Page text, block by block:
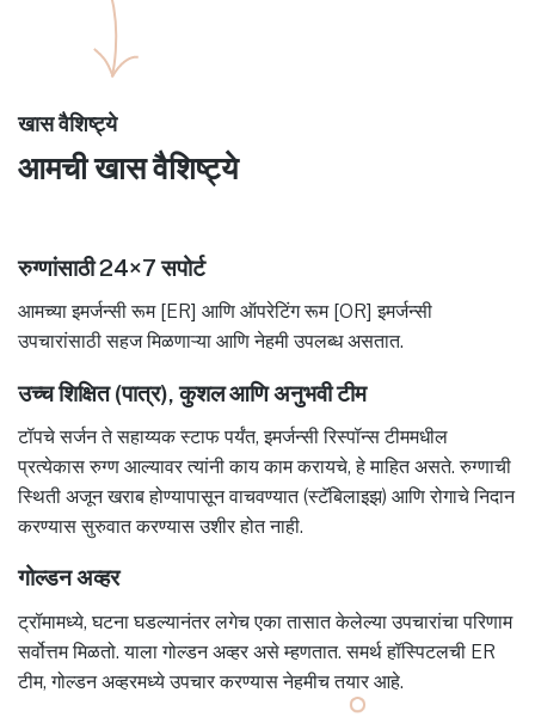
खास वैशिष्ट्ये
आमची खास वैशिष्ट्ये
रुग्णांसाठी 24×7 सपोर्ट
आमच्या इमर्जन्सी रूम [ER] आणि ऑपरेटिंग रूम [OR] इमर्जन्सी
उपचारांसाठी सहज मिळणाऱ्या आणि नेहमी उपलब्ध असतात.
उच्च शिक्षित (पात्र), कुशल आणि अनुभवी टीम
टॉपचे सर्जन ते सहाय्यक स्टाफ पर्यंत, इमर्जन्सी रिस्पॉन्स टीममधील
प्रत्येकास रुग्ण आल्यावर त्यांनी काय काम करायचे, हे माहित असते. रुग्णाची
स्थिती अजून खराब होण्यापासून वाचवण्यात (स्टॅबिलाइझ) आणि रोगाचे निदान
करण्यास सुरुवात करण्यास उशीर होत नाही.
गोल्डन अव्हर
ट्रॉमामध्ये, घटना घडल्यानंतर लगेच एका तासात केलेल्या उपचारांचा परिणाम
सर्वोत्तम मिळतो. याला गोल्डन अव्हर असे म्हणतात. समर्थ हॉस्पिटलची ER
टीम, गोल्डन अव्हरमध्ये उपचार करण्यास नेहमीच तयार आहे.